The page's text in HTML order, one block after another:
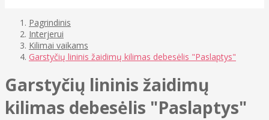
Pagrindinis
Interjerui
Kilimai vaikams
Garstyčių lininis žaidimų kilimas debesėlis "Paslaptys"
Garstyčių lininis žaidimų
kilimas debesėlis "Paslaptys"